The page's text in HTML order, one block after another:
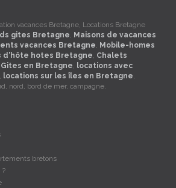
vacances Bretagne, Locations Bretagne
gites Bretagne, Maisons de vacances
vacances Bretagne, Mobile-homes
d'hôte hotes Bretagne, Chalets
Gites en Bretagne, locations avec
, locations sur les îles en Bretagne,
nord, bord de mer, campagne.
bretons
?